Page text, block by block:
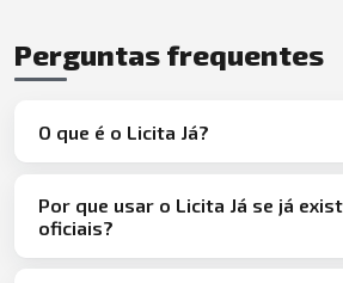
Perguntas frequentes
O que é o Licita Já?
Por que usar o Licita Já se já
oficiais?